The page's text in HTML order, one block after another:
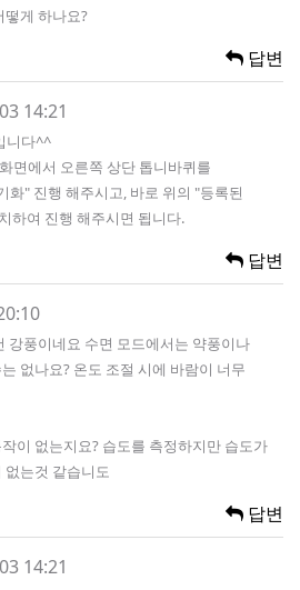
떻게 하나요?
답변
14:21
니다^^
면에서 오른쪽 상단 톱니바퀴를
화" 진행 해주시고, 바로 위의 "등록된
하여 진행 해주시면 됩니다.
답변
강풍이네요 수면 모드에서는 약풍이나
없나요? 온도 조절 시에 바람이 너무
이 없는지요? 습도를 측정하지만 습도가
없는것 같습니도
답변
14:21